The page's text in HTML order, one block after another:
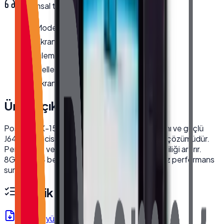
Kurumsal teknik destek
Model
TX-1560M
Ekran Boyutu
İşlemci
J6412
Bellek
8 GB DDR4
Ekran Çözünürlüğü
Ürün Açıklaması
PosTürk TX-1560M, 15.6 inç dokunmatik ekranı ve güçlü
J6412 işlemcisi ile işletmeler için ideal bir POS çözümüdür.
Perakende ve restoran gibi sektörlerde verimliliği artırır.
8GB DDR4 belleği sayesinde hızlı ve kesintisiz performans
sunar.
Teknik Özellikler
Ürün Föyü (PDF)